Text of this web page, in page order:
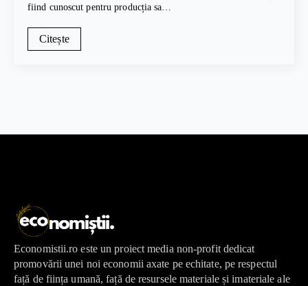
fiind cunoscut pentru producția sa…
Citește
Economistii.ro este un proiect media non-profit dedicat
promovării unei noi economii axate pe echitate, pe respectul
față de ființa umană, față de resursele materiale și imateriale ale